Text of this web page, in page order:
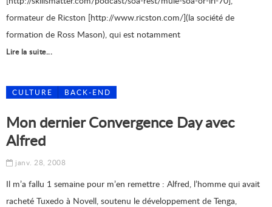
formateur de Ricston [http://www.ricston.com/](la société de
formation de Ross Mason), qui est notamment
Lire la suite...
CULTURE BACK-END
Mon dernier Convergence Day avec
Alfred
janv. 28, 2008
Il m’a fallu 1 semaine pour m’en remettre : Alfred, l’homme qui avait
racheté Tuxedo à Novell, soutenu le développement de Tenga,